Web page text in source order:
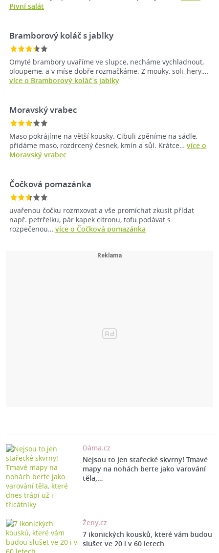
Pivní salát
Bramborový koláč s jablky
Omyté brambory uvaříme ve slupce, necháme vychladnout,
oloupeme, a v míse dobře rozmačkáme. Z mouky, soli, hery,…
více o Bramborový koláč s jablky
Moravský vrabec
Maso pokrájíme na větší kousky. Cibuli zpěníme na sádle,
přidáme maso, rozdrcený česnek, kmín a sůl. Krátce… více o
Moravský vrabec
Čočková pomazánka
uvařenou čočku rozmxovat a vše promíchat zkusit přídat
např. petrřelku, pár kapek citronu, tofu podávat s
rozpečenou… více o Čočková pomazánka
Dáma.cz
Nejsou to jen stařecké skvrny! Tmavé
mapy na nohách berte jako varování
těla,…
Ženy.cz
7 ikonických kousků, které vám budou
slušet ve 20 i v 60 letech